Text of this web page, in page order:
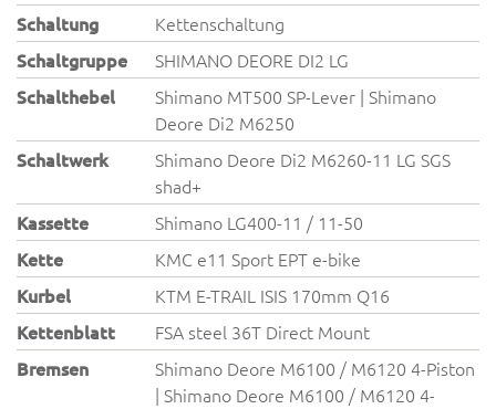
Schaltung
Kettenschaltung
Schaltgruppe
SHIMANO DEORE DI2 LG
Schalthebel
Shimano MT500 SP-Lever | Shimano
Deore Di2 M6250
Schaltwerk
Shimano Deore Di2 M6260-11 LG SGS
shad+
Kassette
Shimano LG400-11 / 11-50
Kette
KMC e11 Sport EPT e-bike
Kurbel
KTM E-TRAIL ISIS 170mm Q16
Kettenblatt
FSA steel 36T Direct Mount
Bremsen
Shimano Deore M6100 / M6120 4-Piston
| Shimano Deore M6100 / M6120 4-